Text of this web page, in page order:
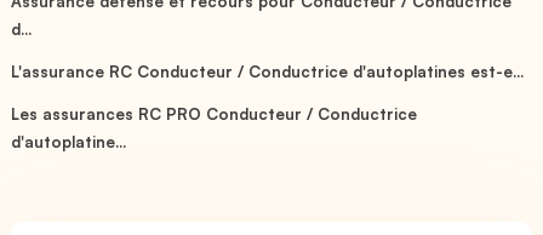
d...
L'assurance RC Conducteur / Conductrice d'autoplatines est-e...
Les assurances RC PRO Conducteur / Conductrice
d'autoplatine...